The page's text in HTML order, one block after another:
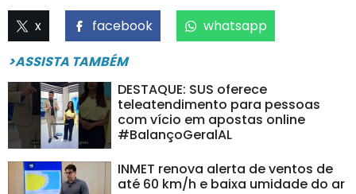
x facebook
whatsapp
>ASSISTA TAMBÉM
DESTAQUE: SUS oferece
teleatendimento para pessoas
com vício em apostas online
#BalançoGeralAL
INMET renova alerta de ventos de
até 60 km/h e baixa umidade do ar